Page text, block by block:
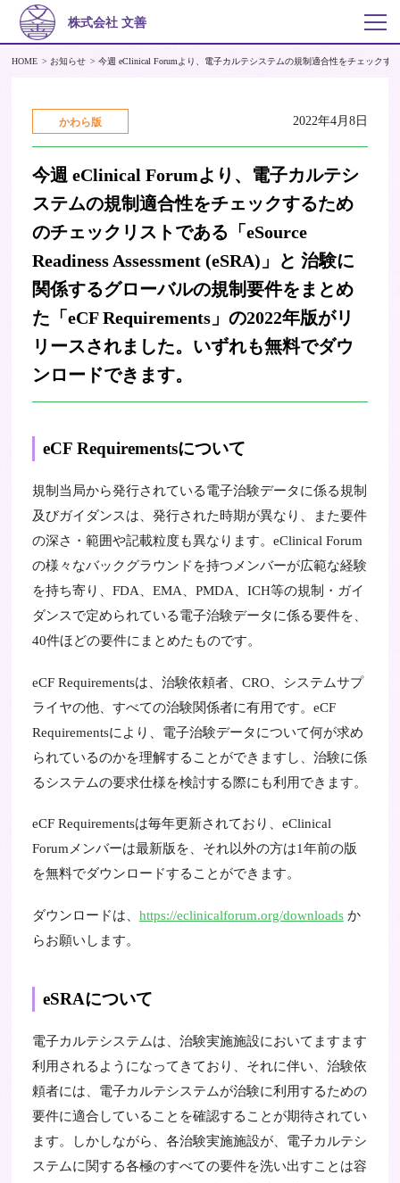
株式会社 文善
HOME お知らせ 今週 eClinical Forumより、電子カルテシステムの規制適合性をチェックす
かわら版 2022年4月8日
今週 eClinical Forumより、電子カルテシ
ステムの規制適合性をチェックするため
のチェックリストである「eSource
Readiness Assessment (eSRA)」と 治験に
関係するグローバルの規制要件をまとめ
た「eCF Requirements」の2022年版がリ
リースされました。いずれも無料でダウ
ンロードできます。
eCF Requirementsについて
規制当局から発行されている電子治験データに係る規制
及びガイダンスは、発行された時期が異なり、また要件
の深さ・範囲や記載粒度も異なります。eClinical Forum
の様々なバックグラウンドを持つメンバーが広範な経験
を持ち寄り、FDA、EMA、PMDA、ICH等の規制・ガイ
ダンスで定められている電子治験データに係る要件を、
40件ほどの要件にまとめたものです。
eCF Requirementsは、治験依頼者、CRO、システムサプ
ライヤの他、すべての治験関係者に有用です。eCF
Requirementsにより、電子治験データについて何が求め
られているのかを理解することができますし、治験に係
るシステムの要求仕様を検討する際にも利用できます。
eCF Requirementsは毎年更新されており、eClinical
Forumメンバーは最新版を、それ以外の方は1年前の版
を無料でダウンロードすることができます。
ダウンロードは、 https://eclinicalforum.org/downloadsか
らお願いします。
eSRAについて
電子カルテシステムは、治験実施施設においてますます
利用されるようになってきており、それに伴い、治験依
頼者には、電子カルテシステムが治験に利用するための
要件に適合していることを確認することが期待されてい
ます。しかしながら、各治験実施施設が、電子カルテシ
ステムに関する各極のすべての要件を洗い出すことは容